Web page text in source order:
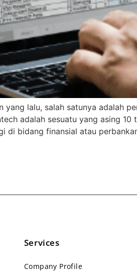
lalu, salah satunya adalah
adalah sesuatu yang asing
di bidang finansial atau
Services
Company Profile